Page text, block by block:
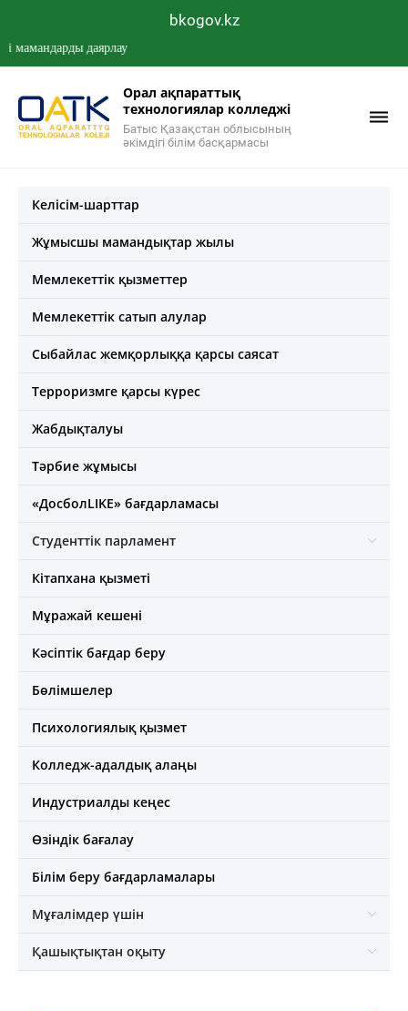
bkogov.kz
даярлау
Орал ақпараттық
технологиялар колледжі
Батыс Қазақстан облысының
әкімдігі білім басқармасы
Келісім-шарттар
Жұмысшы мамандықтар жылы
Мемлекеттік қызметтер
Мемлекеттік сатып алулар
Сыбайлас жемқорлыққа қарсы саясат
Терроризмге қарсы күрес
Жабдықталуы
Тәрбие жұмысы
«ДосболLIKE» бағдарламасы
Студенттік парламент
Кітапхана қызметі
Мұражай кешені
Кәсіптік бағдар беру
Бөлімшелер
Психологиялық қызмет
Колледж-адалдық алаңы
Индустриалды кеңес
Өзіндік бағалау
Білім беру бағдарламалары
Мұғалімдер үшін
Қашықтықтан оқыту